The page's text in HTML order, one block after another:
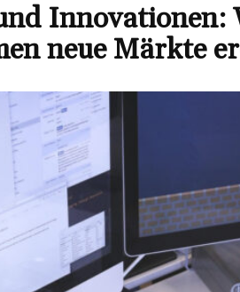
Innovationen:
neue Märkte